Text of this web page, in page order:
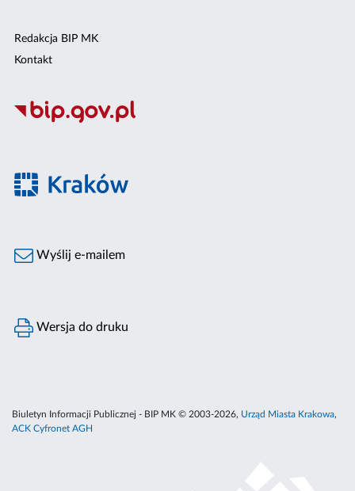
Redakcja BIP MK
Kontakt
Wyślij e-mailem
Wersja do druku
Biuletyn Informacji Publicznej - BIP MK © 2003-2026, Urząd Miasta Krakowa,
ACK Cyfronet AGH